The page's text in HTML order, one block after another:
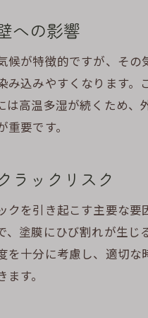
への影響
候が特徴的ですが、そ
み込みやすくなります
は高温多湿が続くため
要です。
ラックリスク
クを引き起こす主要な
、塗膜にひび割れが生
を十分に考慮し、適切
す。